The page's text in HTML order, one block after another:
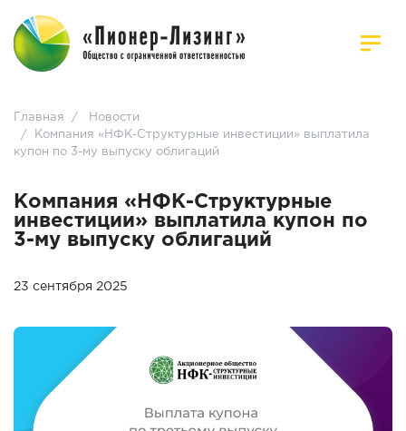
Главная /
Новости
/
Компания «НФК-Структурные инвестиции» выплатила
купон по 3-му выпуску облигаций
Компания «НФК-Структурные
инвестиции» выплатила купон по
3-му выпуску облигаций
23 сентября 2025